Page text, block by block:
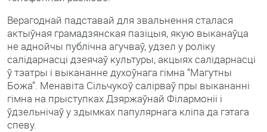
Верагоднай падставай для звальнення сталася
актыўная грамадзянская пазіцыя, якую выканаўца
не аднойчы публічна агучваў, удзел у роліку
салідарнасці дзеячаў культуры, акцыях салідарнасці
ў тэатры і выкананне духоўнага гімна “Магутны
Божа”. Менавіта Сільчукоў салірваў пры выкананні
гімна на прыступках Дзяржаўнай Філармоніі і
ўдзельнічаў у здымках папулярнага кліпа да гэтага
спеву.